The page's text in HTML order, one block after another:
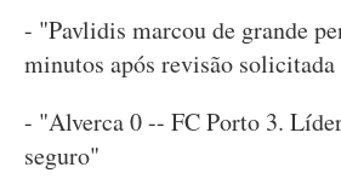
- "Pavlidis marcou de grande
minutos após revisão
- "Alverca 0 -- FC Porto 3.
seguro"